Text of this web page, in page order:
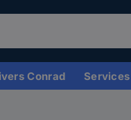
Conrad Services